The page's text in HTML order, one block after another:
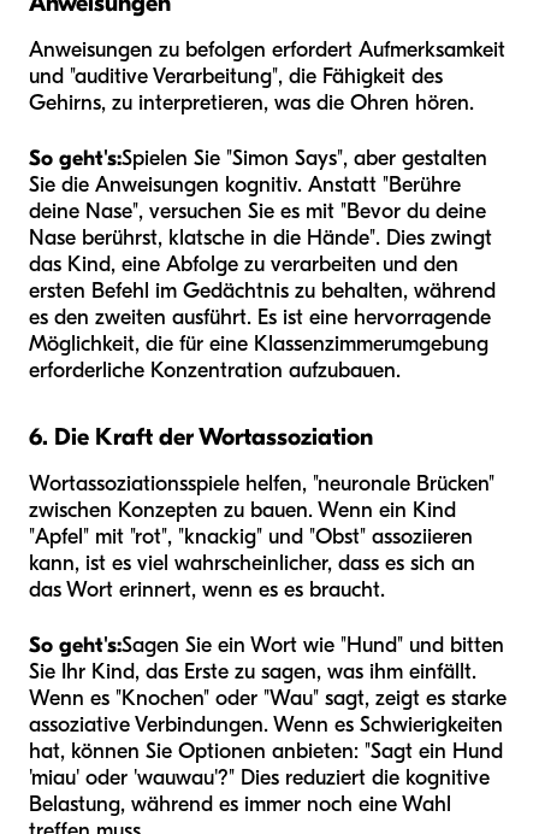
Anweisungen zu befolgen erfordert Aufmerksamkeit
und "auditive Verarbeitung", die Fähigkeit des
Gehirns, zu interpretieren, was die Ohren hören.
So geht's:Spielen Sie "Simon Says", aber gestalten
Sie die Anweisungen kognitiv. Anstatt "Berühre
deine Nase", versuchen Sie es mit "Bevor du deine
Nase berührst, klatsche in die Hände". Dies zwingt
das Kind, eine Abfolge zu verarbeiten und den
ersten Befehl im Gedächtnis zu behalten, während
es den zweiten ausführt. Es ist eine hervorragende
Möglichkeit, die für eine Klassenzimmerumgebung
erforderliche Konzentration aufzubauen.
6. Die Kraft der Wortassoziation
Wortassoziationsspiele helfen, "neuronale Brücken"
zwischen Konzepten zu bauen. Wenn ein Kind
"Apfel" mit "rot", "knackig" und "Obst" assoziieren
kann, ist es viel wahrscheinlicher, dass es sich an
das Wort erinnert, wenn es es braucht.
So geht's:Sagen Sie ein Wort wie "Hund" und bitten
Sie Ihr Kind, das Erste zu sagen, was ihm einfällt.
Wenn es "Knochen" oder "Wau" sagt, zeigt es starke
assoziative Verbindungen. Wenn es Schwierigkeiten
hat, können Sie Optionen anbieten: "Sagt ein Hund
'miau' oder 'wauwau'?" Dies reduziert die kognitive
Belastung, während es immer noch eine Wahl